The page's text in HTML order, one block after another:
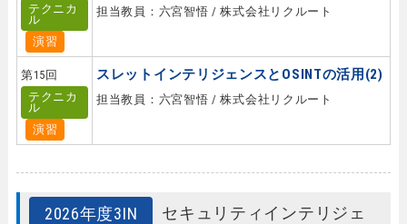
テクニカ
ル
演習
担当教員：六宮智悟 / 株式会社リクルート
第15回
テクニカ
ル
演習
スレットインテリジェンスとOSINTの活用(2)
担当教員：六宮智悟 / 株式会社リクルート
2026年度3IN
セキュリティインテリジェ